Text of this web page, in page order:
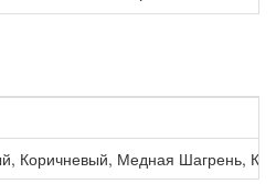
Коричневый, Медная Шагрень,